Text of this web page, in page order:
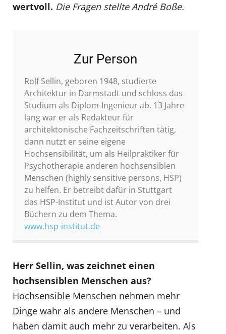
wertvoll. Die Fragen stellte André Boße.
Zur Person
Rolf Sellin, geboren 1948, studierte
Architektur in Darmstadt und schloss das
Studium als Diplom-Ingenieur ab. 13 Jahre
lang war er als Redakteur für
architektonische Fachzeitschriften tätig,
dann nutzt er seine eigene
Hochsensibilität, um als Heilpraktiker für
Psychotherapie anderen hochsensiblen
Menschen (highly sensitive persons, HSP)
zu helfen. Er betreibt dafür in Stuttgart
das HSP-Institut und ist Autor von drei
Büchern zu dem Thema.
www.hsp-institut.de
Herr Sellin, was zeichnet einen
hochsensiblen Menschen aus?
Hochsensible Menschen nehmen mehr
Dinge wahr als andere Menschen – und
haben damit auch mehr zu verarbeiten. Als